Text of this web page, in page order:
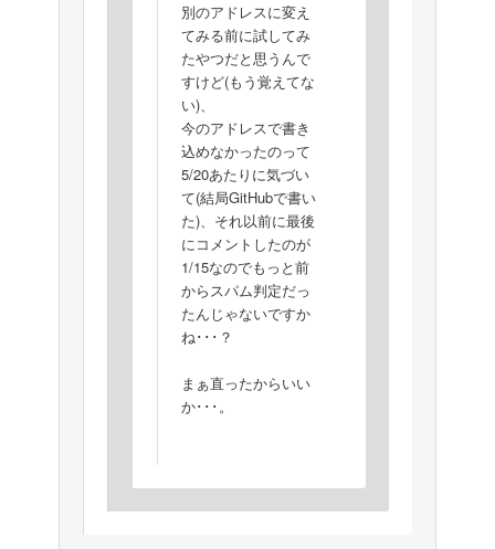
別のアドレスに変え
てみる前に試してみ
たやつだと思うんで
すけど(もう覚えてな
い)、
今のアドレスで書き
込めなかったのって
5/20あたりに気づい
て(結局GitHubで書い
た)、それ以前に最後
にコメントしたのが
1/15なのでもっと前
からスパム判定だっ
たんじゃないですか
ね･･･？
まぁ直ったからいい
か･･･。